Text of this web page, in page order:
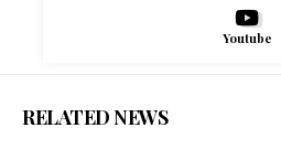
Youtube
RELATED NEWS